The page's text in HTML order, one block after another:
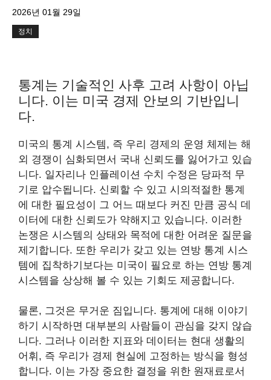
2026년 01월 29일
정치
통계는 기술적인 사후 고려 사항이 아닙
니다. 이는 미국 경제 안보의 기반입니
다.
미국의 통계 시스템, 즉 우리 경제의 운영 체제는 해
외 경쟁이 심화되면서 국내 신뢰도를 잃어가고 있습
니다. 일자리나 인플레이션 수치 수정은 당파적 무
기로 압수됩니다. 신뢰할 수 있고 시의적절한 통계
에 대한 필요성이 그 어느 때보다 커진 만큼 공식 데
이터에 대한 신뢰도가 약해지고 있습니다. 이러한
논쟁은 시스템의 상태와 목적에 대한 어려운 질문을
제기합니다. 또한 우리가 갖고 있는 연방 통계 시스
템에 집착하기보다는 미국이 필요로 하는 연방 통계
시스템을 상상해 볼 수 있는 기회도 제공합니다.
물론, 그것은 무거운 짐입니다. 통계에 대해 이야기
하기 시작하면 대부분의 사람들이 관심을 갖지 않습
니다. 그러나 이러한 지표와 데이터는 현대 생활의
어휘, 즉 우리가 경제 현실에 고정하는 방식을 형성
합니다. 이는 가장 중요한 결정을 위한 원재료로서